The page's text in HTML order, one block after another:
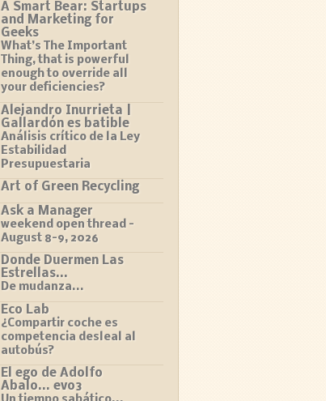
A Smart Bear: Startups
and Marketing for
Geeks
What’s The Important
Thing, that is powerful
enough to override all
your deficiencies?
Alejandro Inurrieta |
Gallardón es batible
Análisis crítico de la Ley
Estabilidad
Presupuestaria
Art of Green Recycling
Ask a Manager
weekend open thread –
August 8-9, 2026
Donde Duermen Las
Estrellas...
De mudanza...
Eco Lab
¿Compartir coche es
competencia desleal al
autobús?
El ego de Adolfo
Abalo... evo3